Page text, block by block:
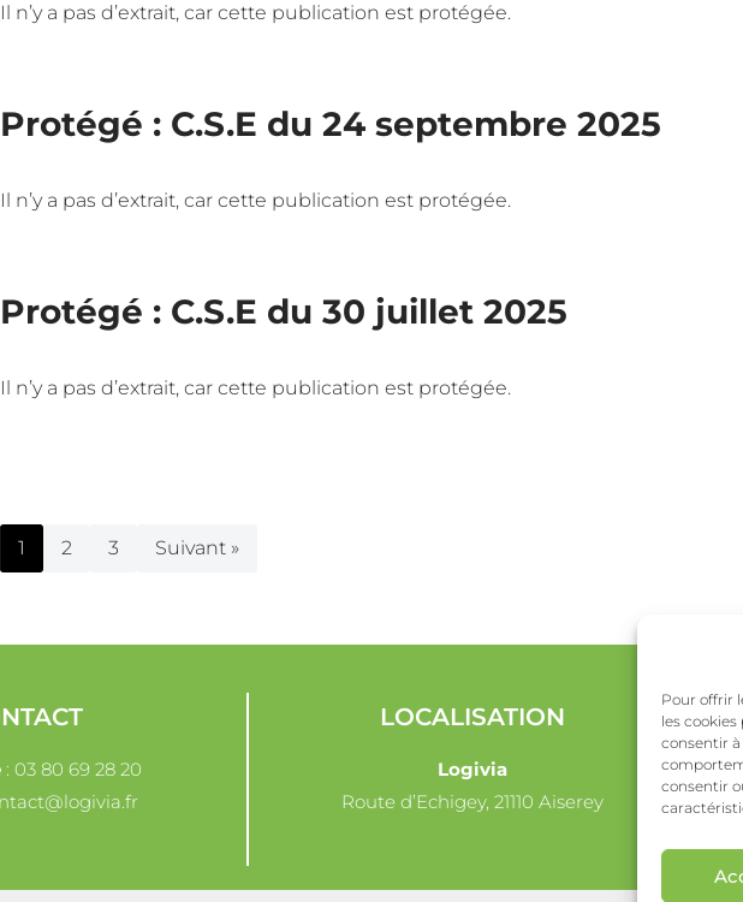
Pour offrir
les
consentir
consentir
Il n’y a pas d’extrait, car cette publication est protégée.
Protégé : C.S.E du 24 septembre 2025
Il n’y a pas d’extrait, car cette publication est protégée.
Protégé : C.S.E du 30 juillet 2025
Il n’y a pas d’extrait, car cette publication est protégée.
1 2 3 Suivant »
: 03 80 69 28 20
LOCALISATION
Logivia
Route d’Echigey, 21110 Aiserey